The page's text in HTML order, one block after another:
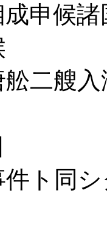
申候諸
二艘入
ト同